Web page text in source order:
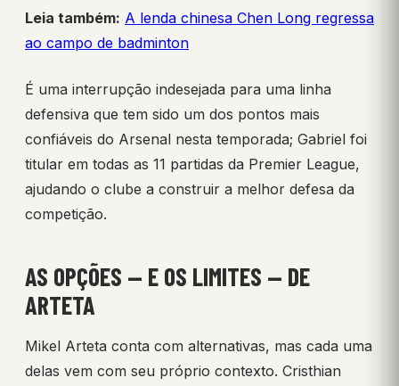
Leia também: A lenda chinesa Chen Long regressa
ao campo de badminton
É uma interrupção indesejada para uma linha
defensiva que tem sido um dos pontos mais
confiáveis do Arsenal nesta temporada; Gabriel foi
titular em todas as 11 partidas da Premier League,
ajudando o clube a construir a melhor defesa da
competição.
AS OPÇÕES — E OS LIMITES — DE
ARTETA
Mikel Arteta conta com alternativas, mas cada uma
delas vem com seu próprio contexto. Cristhian